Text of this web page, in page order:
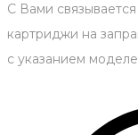
С Вами
картриджи на
с указанием